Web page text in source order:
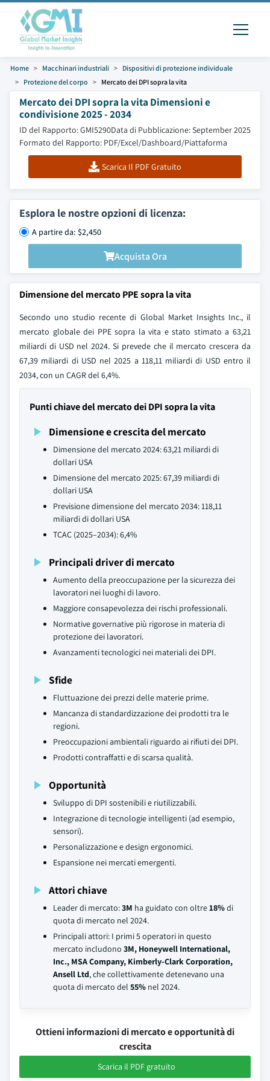
Home Macchinari industriali
Dispositivi di protezione individuale
Protezione del corpo
Mercato dei DPI sopra la vita
Mercato dei DPI sopra la vita Dimensioni e
condivisione 2025 - 2034
ID del Rapporto: GMI5290Data di Pubblicazione: September 2025
Formato del Rapporto: PDF/Excel/Dashboard/Piattaforma
Scarica Il PDF Gratuito
Esplora le nostre opzioni di licenza:
A partire da: $2,450
Acquista Ora
Dimensione del mercato PPE sopra la vita
Secondo uno studio recente di Global Market Insights Inc., il
mercato globale dei PPE sopra la vita e stato stimato a 63,21
miliardi di USD nel 2024. Si prevede che il mercato crescera da
67,39 miliardi di USD nel 2025 a 118,11 miliardi di USD entro il
2034, con un CAGR del 6,4%.
Punti chiave del mercato dei DPI sopra la vita
Dimensione e crescita del mercato
Dimensione del mercato 2024: 63,21 miliardi di
dollari USA
Dimensione del mercato 2025: 67,39 miliardi di
dollari USA
Previsione dimensione del mercato 2034: 118,11
miliardi di dollari USA
TCAC (2025–2034): 6,4%
Principali driver di mercato
Aumento della preoccupazione per la sicurezza dei
lavoratori nei luoghi di lavoro.
Maggiore consapevolezza dei rischi professionali.
Normative governative più rigorose in materia di
protezione dei lavoratori.
Avanzamenti tecnologici nei materiali dei DPI.
Sfide
Fluttuazione dei prezzi delle materie prime.
Mancanza di standardizzazione dei prodotti tra le
regioni.
Preoccupazioni ambientali riguardo ai rifiuti dei DPI.
Prodotti contraffatti e di scarsa qualità.
Opportunità
Sviluppo di DPI sostenibili e riutilizzabili.
Integrazione di tecnologie intelligenti (ad esempio,
sensori).
Personalizzazione e design ergonomici.
Espansione nei mercati emergenti.
Attori chiave
Leader di mercato:3M ha guidato con oltre18%di
quota di mercato nel 2024.
Principali attori: I primi 5 operatori in questo
mercato includono 3M, Honeywell International,
Inc., MSA Company, Kimberly-Clark Corporation,
Ansell Ltd, che collettivamente detenevano una
quota di mercato del 55% nel 2024.
Ottieni informazioni di mercato e opportunità di
crescita
Scarica il PDF gratuito